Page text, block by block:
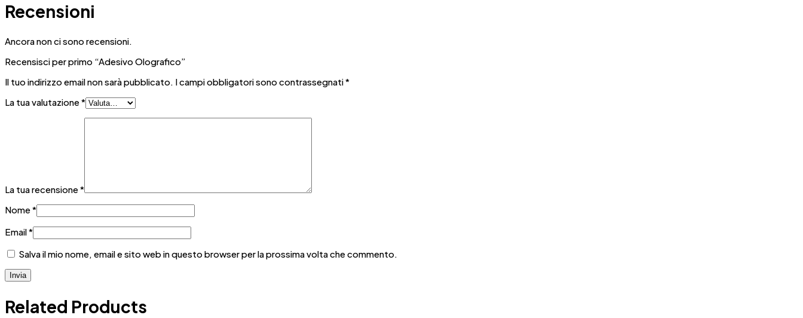
Recensioni
Ancora non ci sono recensioni.
Recensisci per primo “Adesivo Olografico”
Il tuo indirizzo email non sarà pubblicato. I campi obbligatori sono contrassegnati*
La tua valutazione*
La tua recensione*
Nome*
Email*
Salva il mio nome, email e sito web in questo browser per la prossima volta che commento.
Related Products